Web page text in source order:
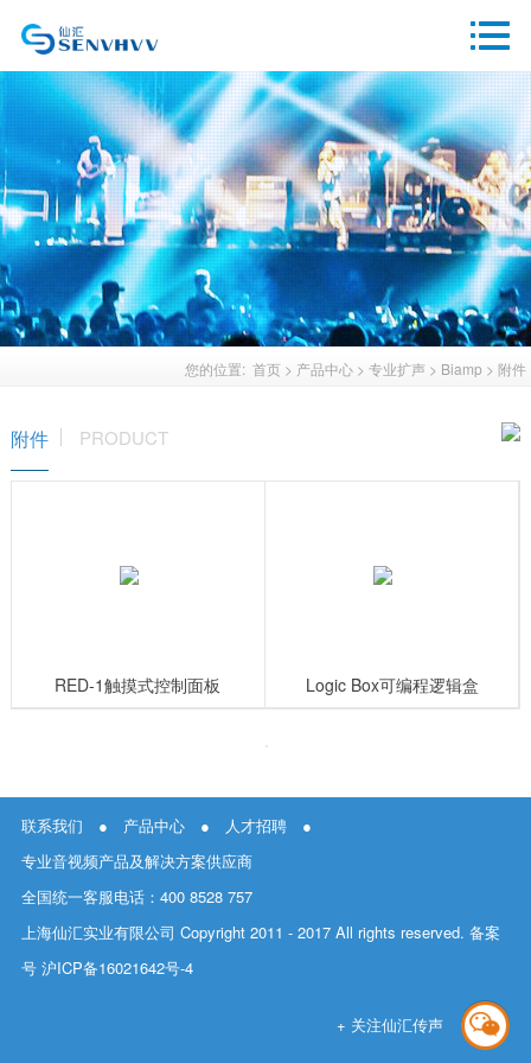
您的位置: 首页 > 产品中心 > 专业扩声 > Biamp > 附件
附件 PRODUCT
RED-1触摸式控制面板 Logic Box可编程逻辑盒
联系我们 ● 产品中心 ● 人才招聘
●
专业音视频产品及解决方案供应商
全国统一客服电话：400 8528 757
上海仙汇实业有限公司 Copyright 2011 - 2017 All rights reserved. 备案
号沪ICP备16021642号-4
+ 关注仙汇传声